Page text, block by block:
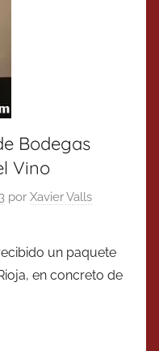
Bodegas
Vino
por Xavier Valls
un paquete
en concreto de